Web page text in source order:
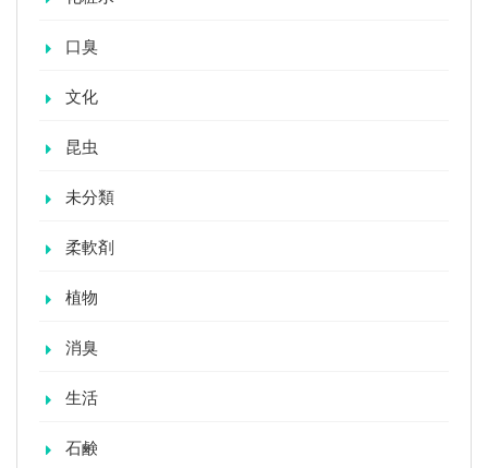
口臭
文化
昆虫
未分類
柔軟剤
植物
消臭
生活
石鹸